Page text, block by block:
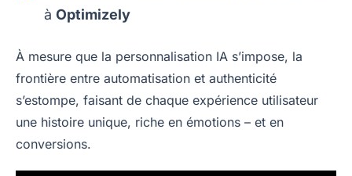
à Optimizely
À mesure que la personnalisation IA s’impose, la
frontière entre automatisation et authenticité
s’estompe, faisant de chaque expérience utilisateur
une histoire unique, riche en émotions – et en
conversions.